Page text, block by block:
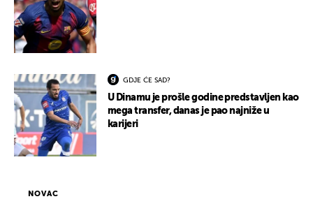
GDJE ĆE SAD?
U Dinamu je prošle godine predstavljen kao
mega transfer, danas je pao najniže u
karijeri
NOVAC